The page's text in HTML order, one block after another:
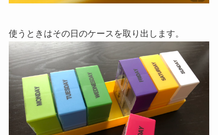
使うときはその日のケースを取り出します。